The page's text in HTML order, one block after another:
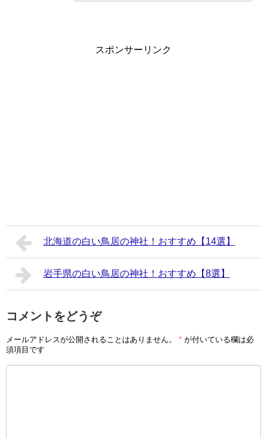
スポンサーリンク
北海道の白い鳥居の神社！おすすめ【14選】
岩手県の白い鳥居の神社！おすすめ【8選】
コメントをどうぞ
メールアドレスが公開されることはありません。 * が付いている欄は必
須項目です